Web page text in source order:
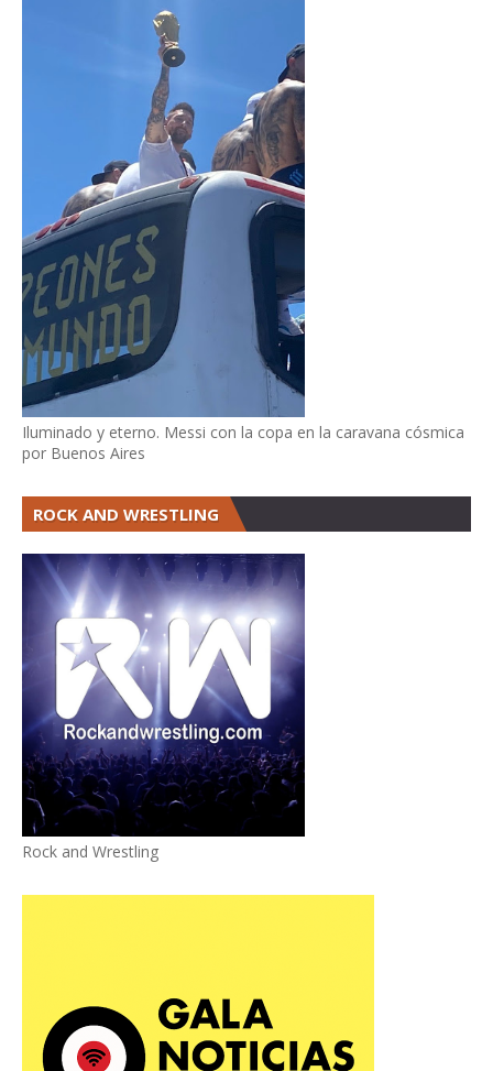
Iluminado y eterno. Messi con la copa en la caravana cósmica
por Buenos Aires
ROCK AND WRESTLING
Rock and Wrestling